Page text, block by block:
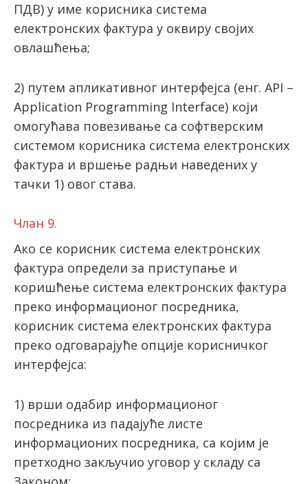
ПДВ) у име корисника система
електронских фактура у оквиру својих
овлашћења;
2) путем апликативног интерфејса (енг. API –
Application Programming Interface) који
омогућава повезивање са софтверским
системом корисника система електронских
фактура и вршење радњи наведених у
тачки 1) овог става.
Члан 9.
Ако се корисник система електронских
фактура определи за приступање и
коришћење система електронских фактура
преко информационог посредника,
корисник система електронских фактура
преко одговарајуће опције корисничког
интерфејса:
1) врши одабир информационог
посредника из падајуће листе
информационих посредника, са којим је
претходно закључио уговор у складу са